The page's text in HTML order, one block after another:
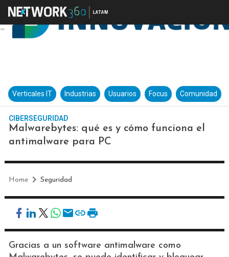
Verticales IT Industrias Usuarios Focus Comunidad
CIBERSEGURIDAD
Malwarebytes: qué es y cómo funciona el
antimalware para PC
Home Seguridad
Gracias a un software antimalware como